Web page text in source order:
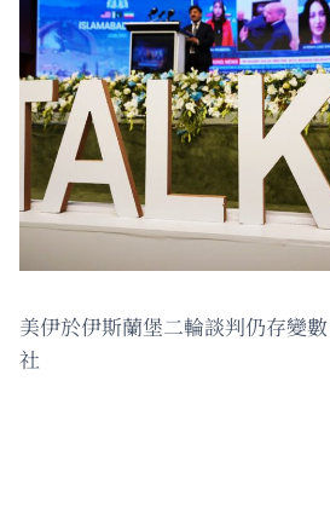
美伊於伊斯蘭堡二輪談判仍存變
社